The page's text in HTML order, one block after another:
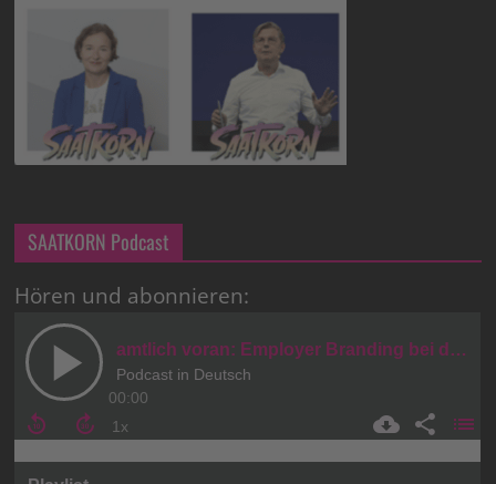
SAATKORN Podcast
Hören und abonnieren: